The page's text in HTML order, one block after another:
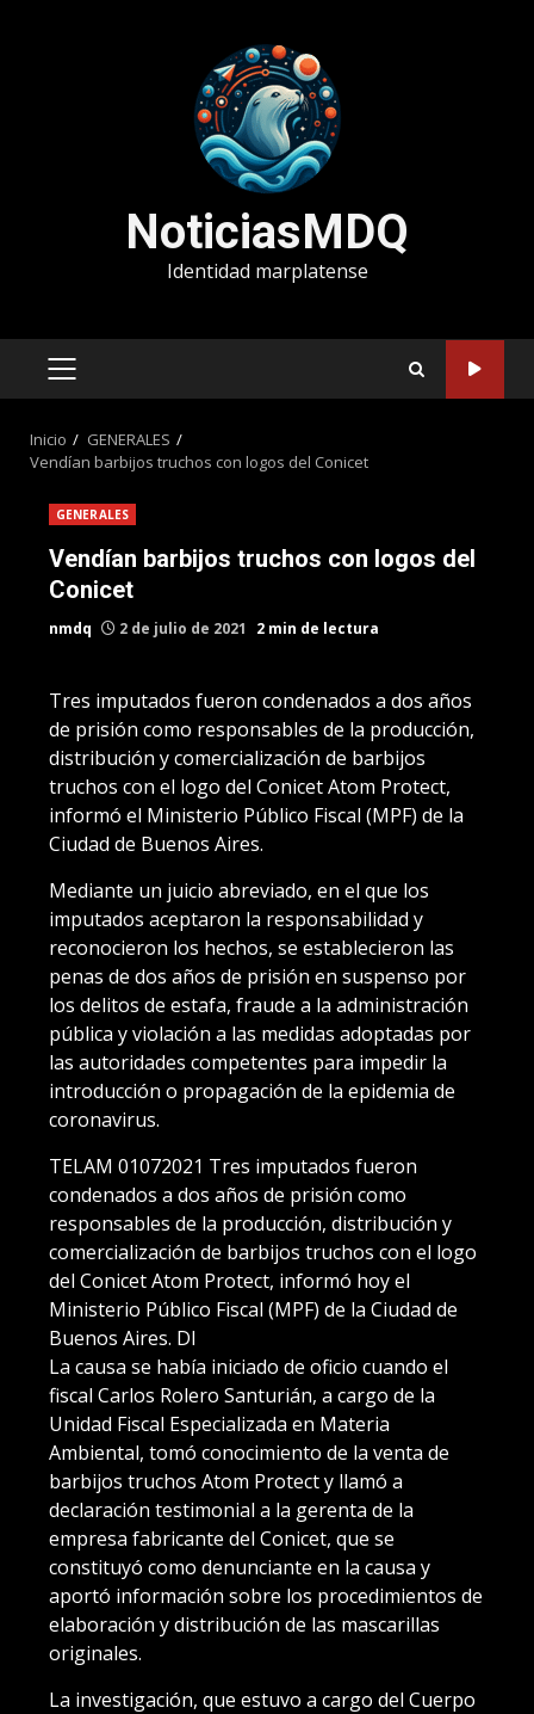
NoticiasMDQ
Identidad marplatense
MENÚ
Inicio
GENERALES
Vendían barbijos truchos con logos del Conicet
GENERALES
Vendían barbijos truchos con logos del
Conicet
nmdq 2 de julio de 2021 2 min de lectura
Tres imputados fueron condenados a dos años
de prisión como responsables de la producción,
distribución y comercialización de barbijos
truchos con el logo del Conicet Atom Protect,
informó el Ministerio Público Fiscal (MPF) de la
Ciudad de Buenos Aires.
Mediante un juicio abreviado, en el que los
imputados aceptaron la responsabilidad y
reconocieron los hechos, se establecieron las
penas de dos años de prisión en suspenso por
los delitos de estafa, fraude a la administración
pública y violación a las medidas adoptadas por
las autoridades competentes para impedir la
introducción o propagación de la epidemia de
coronavirus.
TELAM 01072021 Tres imputados fueron
condenados a dos años de prisión como
responsables de la producción, distribución y
comercialización de barbijos truchos con el logo
del Conicet Atom Protect, informó hoy el
Ministerio Público Fiscal (MPF) de la Ciudad de
Buenos Aires. Dl
La causa se había iniciado de oficio cuando el
fiscal Carlos Rolero Santurián, a cargo de la
Unidad Fiscal Especializada en Materia
Ambiental, tomó conocimiento de la venta de
barbijos truchos Atom Protect y llamó a
declaración testimonial a la gerenta de la
empresa fabricante del Conicet, que se
constituyó como denunciante en la causa y
aportó información sobre los procedimientos de
elaboración y distribución de las mascarillas
originales.
La investigación, que estuvo a cargo del Cuerpo